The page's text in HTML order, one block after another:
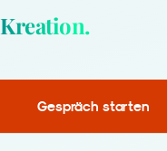
Kreation.
Gespräch starten